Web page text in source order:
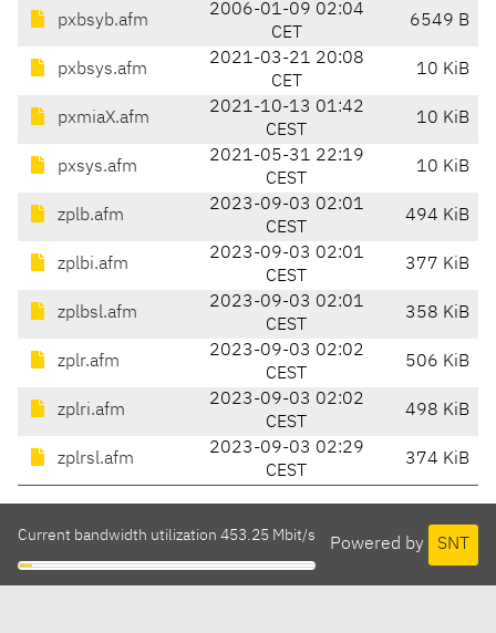
pxbsyb.afm
2006-01-09 02:04
CET
6549 B
pxbsys.afm
2021-03-21 20:08
CET
10 KiB
pxmiaX.afm
2021-10-13 01:42
CEST
10 KiB
pxsys.afm
2021-05-31 22:19
CEST
10 KiB
zplb.afm
2023-09-03 02:01
CEST
494 KiB
zplbi.afm
2023-09-03 02:01
CEST
377 KiB
zplbsl.afm
2023-09-03 02:01
CEST
358 KiB
zplr.afm
2023-09-03 02:02
CEST
506 KiB
zplri.afm
2023-09-03 02:02
CEST
498 KiB
zplrsl.afm
2023-09-03 02:29
CEST
374 KiB
Powered by SNT
Current bandwidth utilization 453.25 Mbit/s